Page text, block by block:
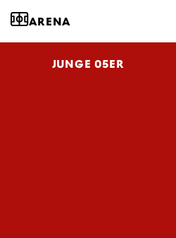
ARENA
JUNGE 05ER